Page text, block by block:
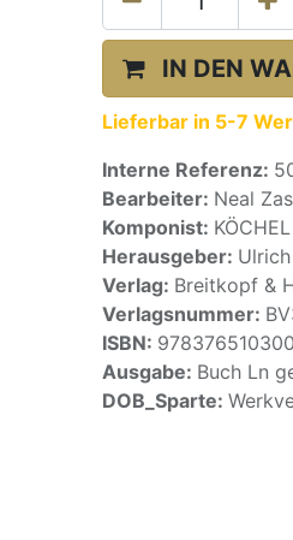
IN DEN
Lieferbar in 5-7
Interne Referenz:
Bearbeiter: Neal
Komponist:
Herausgeber:
Verlag: Breitkopf &
Verlagsnummer:
ISBN:
Ausgabe: Buch Ln
DOB_Sparte: